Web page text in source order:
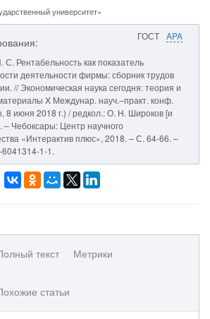
университет»
ГОСТ APA
С. Рентабельность как показатель
деятельности фирмы: сборник трудов
// Экономическая наука сегодня: теория и
X Междунар. науч.–практ. конф.
8 июня 2018 г.) / редкол.: О. Н. Широков [и
– Чебоксары: Центр научного
«Интерактив плюс», 2018. – С. 64-66. –
1-1.
текст Метрики
статьи